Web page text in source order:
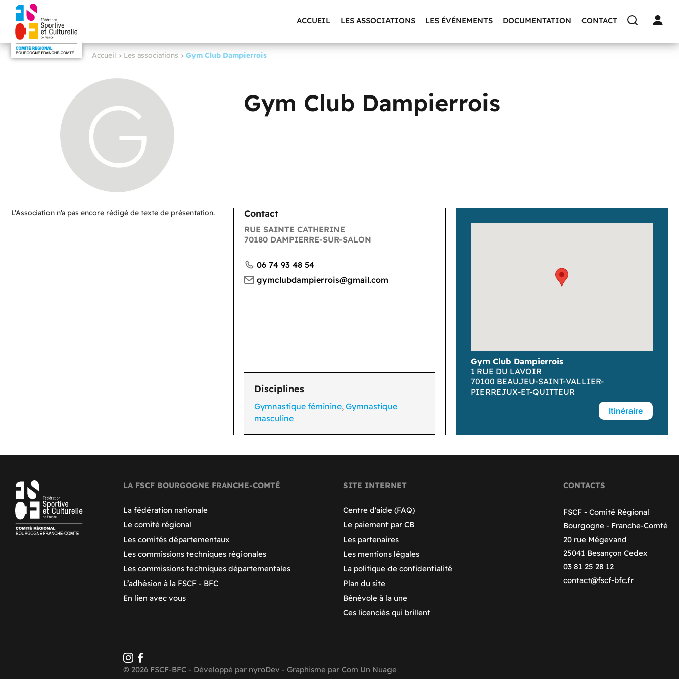
ACCUEIL LES ASSOCIATIONS LES ÉVÉNEMENTS DOCUMENTATION CONTACT
Accueil > Les associations > Gym Club Dampierrois
G Gym Club Dampierrois
L’Association n’a pas encore rédigé de texte de présentation. Contact
RUE SAINTE CATHERINE
70180 DAMPIERRE-SUR-SALON
06 74 93 48 54
gymclubdampierrois@gmail.com
Disciplines
Gymnastique féminine, Gymnastique
masculine
Gym Club Dampierrois
1 RUE DU LAVOIR
70100 BEAUJEU-SAINT-VALLIER-
PIERREJUX-ET-QUITTEUR
Itinéraire
LA FSCF BOURGOGNE FRANCHE-COMTÉ
La fédération nationale
Le comité régional
Les comités départementaux
Les commissions techniques régionales
Les commissions techniques départementales
L’adhésion à la FSCF - BFC
En lien avec vous
SITE INTERNET
Centre d'aide (FAQ)
Le paiement par CB
Les partenaires
Les mentions légales
La politique de confidentialité
Plan du site
Bénévole à la une
Ces licenciés qui brillent
CONTACTS
FSCF - Comité Régional
Bourgogne - Franche-Comté
20 rue Mégevand
25041 Besançon Cedex
03 81 25 28 12
contact@fscf-bfc.fr
© 2026 FSCF-BFC - Développé par nyroDev - Graphisme par Com Un Nuage